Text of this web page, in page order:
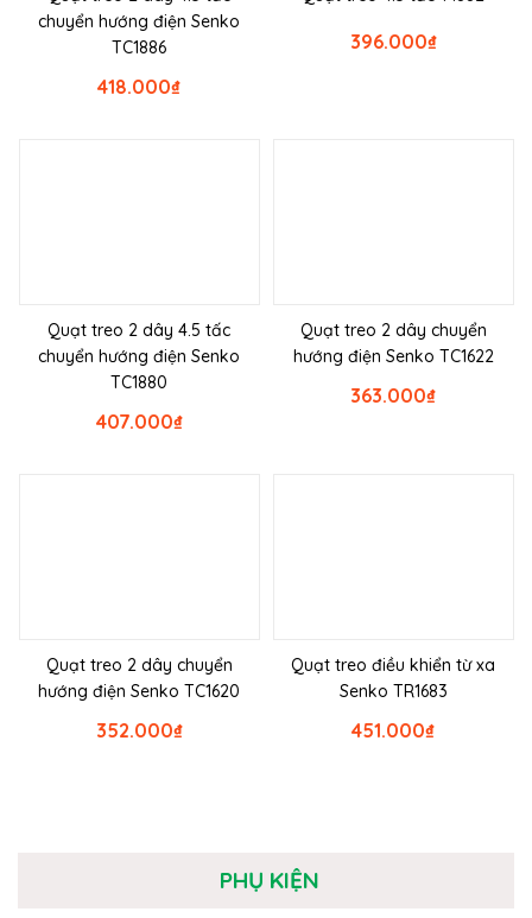
chuyển hướng điện Senko
TC1886
₫
418.000
₫
396.000
Quạt treo 2 dây 4.5 tấc
chuyển hướng điện Senko
TC1880
₫
407.000
Quạt treo 2 dây chuyển
hướng điện Senko TC1622
₫
363.000
Quạt treo 2 dây chuyển
hướng điện Senko TC1620
₫
352.000
Quạt treo điều khiển từ xa
Senko TR1683
₫
451.000
PHỤ KIỆN